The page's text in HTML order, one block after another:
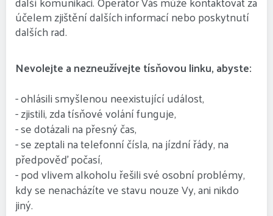
účelem zjištění dalších informací nebo poskytnutí
dalších rad.
Nevolejte a nezneužívejte tísňovou linku, abyste:
- ohlásili smyšlenou neexistující událost,
- zjistili, zda tísňové volání funguje,
- se dotázali na přesný čas,
- se zeptali na telefonní čísla, na jízdní řády, na
předpověď počasí,
- pod vlivem alkoholu řešili své osobní problémy,
kdy se nenacházíte ve stavu nouze Vy, ani nikdo
jiný.